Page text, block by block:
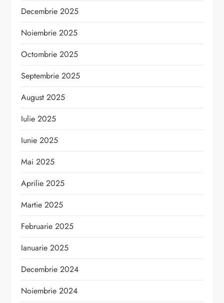
Decembrie 2025
Noiembrie 2025
Octombrie 2025
Septembrie 2025
August 2025
Iulie 2025
Iunie 2025
Mai 2025
Aprilie 2025
Martie 2025
Februarie 2025
Ianuarie 2025
Decembrie 2024
Noiembrie 2024